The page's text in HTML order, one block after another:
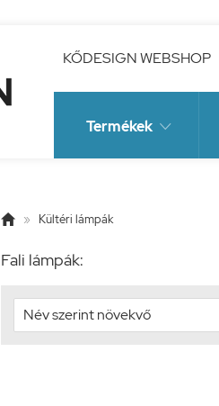
KŐDESIGN WEBSHOP
Termékek 
 » Kültéri lámpák
Fali lámpák: